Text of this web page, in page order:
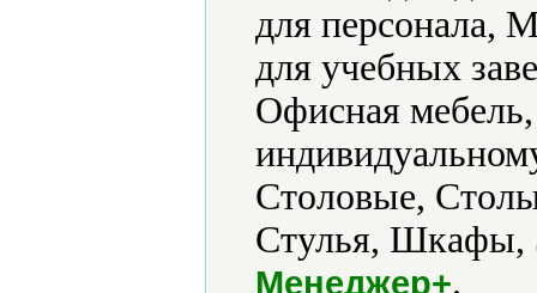
для персонала,
для учебных
Офисная
Столовые,
Стулья,
Менеджер+.